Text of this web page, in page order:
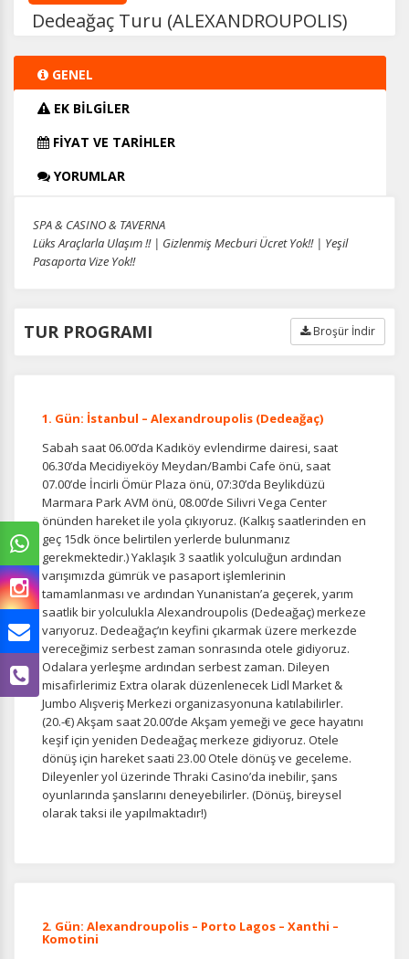
ÇEREZ KULLANIM AYARLARINIZ
Çerez tercihlerinizibelirleyin.
Daha fazla bilgi için KVKK bilgilendirmemizi,çerez kullanım
gizlilik koşullarınıinceleyebilirsiniz.
Zorunlu Çerezler HER ZAMAN AKTIF
Dedeağaç Turu (ALEXANDROUPOLIS)
GENEL
EK BİLGİLER
FİYAT VE TARİHLER
YORUMLAR
SPA & CASINO & TAVERNA
Lüks Araçlarla Ulaşım !! | Gizlenmiş Mecburi Ücret Yok!! | Yeşil
Pasaporta Vize Yok!!
TUR PROGRAMI Broşür İndir
1. Gün: İstanbul – Alexandroupolis (Dedeağaç)
Sabah saat 06.00’da Kadıköy evlendirme dairesi, saat
06.30’da Mecidiyeköy Meydan/Bambi Cafe önü, saat
07.00’de İncirli Ömür Plaza önü, 07:30’da Beylikdüzü
Marmara Park AVM önü, 08.00’de Silivri Vega Center
önünden hareket ile yola çıkıyoruz. (Kalkış saatlerinden en
geç 15dk önce belirtilen yerlerde bulunmanız
gerekmektedir.) Yaklaşık 3 saatlik yolculuğun ardından
varışımızda gümrük ve pasaport işlemlerinin
tamamlanması ve ardından Yunanistan’a geçerek, yarım
saatlik bir yolculukla Alexandroupolis (Dedeağaç) merkeze
varıyoruz. Dedeağaç’ın keyfini çıkarmak üzere merkezde
vereceğimiz serbest zaman sonrasında otele gidiyoruz.
Odalara yerleşme ardından serbest zaman. Dileyen
misafirlerimiz Extra olarak düzenlenecek Lidl Market &
Jumbo Alışveriş Merkezi organizasyonuna katılabilirler.
(20.-€) Akşam saat 20.00’de Akşam yemeği ve gece hayatını
keşif için yeniden Dedeağaç merkeze gidiyoruz. Otele
dönüş için hareket saati 23.00 Otele dönüş ve geceleme.
Dileyenler yol üzerinde Thraki Casino’da inebilir, şans
oyunlarında şanslarını deneyebilirler. (Dönüş, bireysel
olarak taksi ile yapılmaktadır!)
2. Gün: Alexandroupolis – Porto Lagos – Xanthi –
Komotini